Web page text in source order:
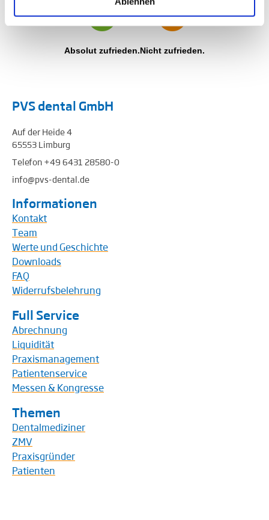
Absolut zufrieden.Nicht zufrieden.
PVS dental GmbH
Auf der Heide 4
65553 Limburg
Telefon +49 6431 28580-0
info@pvs-dental.de
Informationen
Kontakt
Team
Werte und Geschichte
Downloads
FAQ
Widerrufsbelehrung
Full Service
Abrechnung
Liquidität
Praxismanagement
Patientenservice
Messen & Kongresse
Themen
Dentalmediziner
ZMV
Praxisgründer
Patienten